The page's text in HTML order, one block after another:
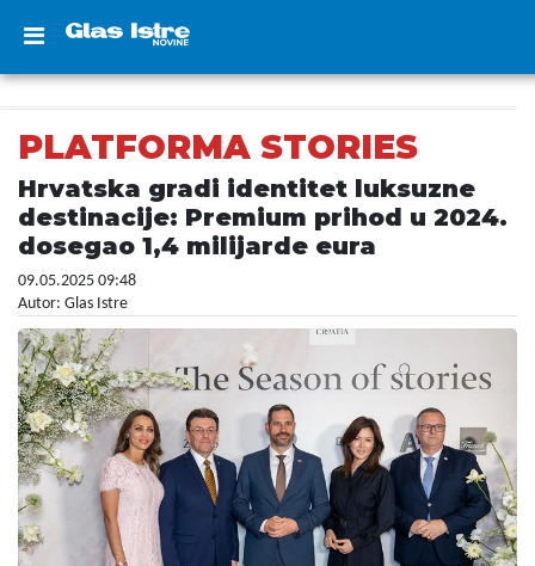
PLATFORMA STORIES
Hrvatska gradi identitet luksuzne
destinacije: Premium prihod u 2024.
dosegao 1,4 milijarde eura
09.05.2025 09:48
Autor: Glas Istre